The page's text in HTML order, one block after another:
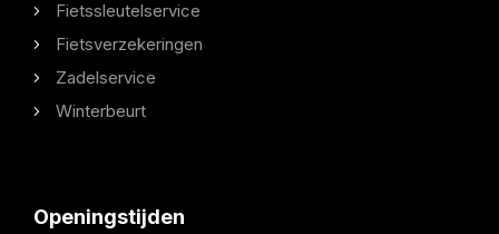
Fietssleutelservice
Fietsverzekeringen
Zadelservice
Winterbeurt
Openingstijden